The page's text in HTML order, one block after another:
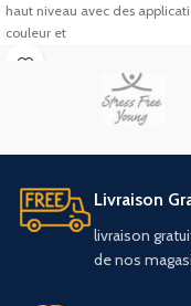
haut niveau avec des
couleur et
Livraison
livraison
denos